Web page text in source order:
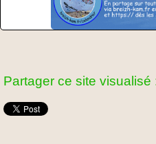
Partager ce site visualisé